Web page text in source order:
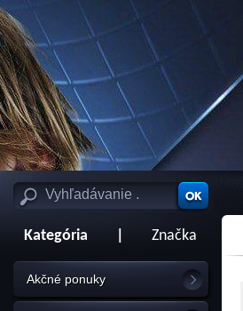
Kategória Značka
Akčné ponuky